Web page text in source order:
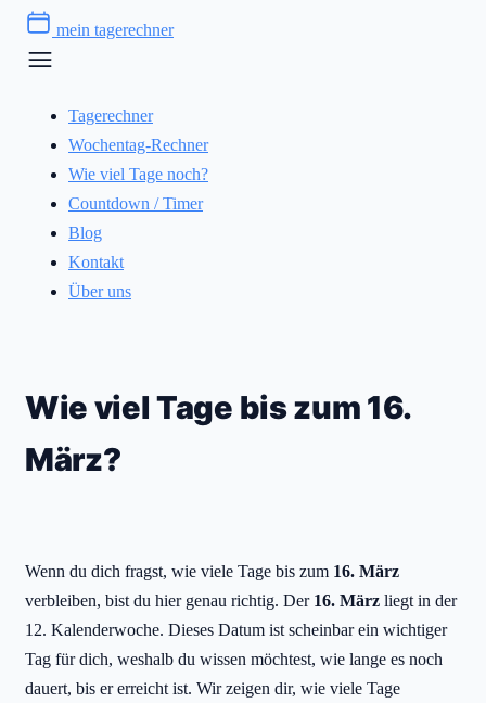
Zum
Inhalt
mein tagerechner
Tagerechner
Wochentag-Rechner
Wie viel Tage noch?
Countdown / Timer
Blog
Kontakt
Über uns
Wie viel Tage bis zum 16.
März?
Wenn du dich fragst, wie viele Tage bis zum 16. März
verbleiben, bist du hier genau richtig. Der 16. März liegt in der
12. Kalenderwoche. Dieses Datum ist scheinbar ein wichtiger
Tag für dich, weshalb du wissen möchtest, wie lange es noch
dauert, bis er erreicht ist. Wir zeigen dir, wie viele Tage